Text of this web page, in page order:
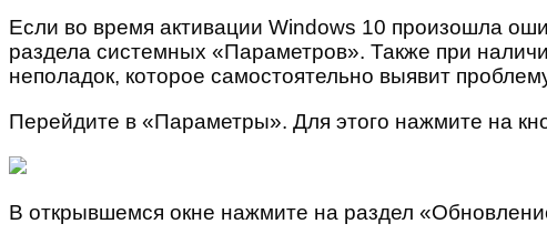
Если во время активации Windows 10 произошла
раздела системных «Параметров». Также при
неполадок, которое самостоятельно выявит
Перейдите в «Параметры». Для этого нажмите на
В открывшемся окне нажмите на раздел